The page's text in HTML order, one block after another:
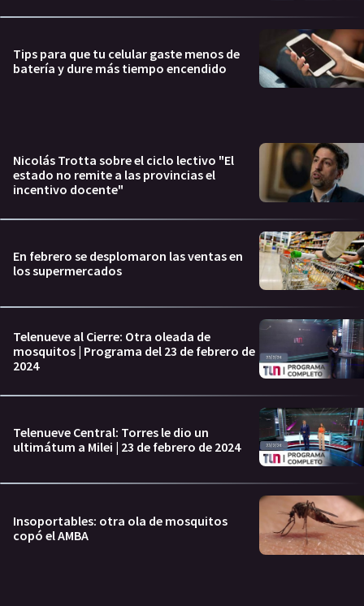
Tips para que tu celular gaste menos de
batería y dure más tiempo encendido
Nicolás Trotta sobre el ciclo lectivo "El
estado no remite a las provincias el
incentivo docente"
En febrero se desplomaron las ventas en
los supermercados
Telenueve al Cierre: Otra oleada de
mosquitos | Programa del 23 de febrero de
2024
Telenueve Central: Torres le dio un
ultimátum a Milei | 23 de febrero de 2024
Insoportables: otra ola de mosquitos
copó el AMBA